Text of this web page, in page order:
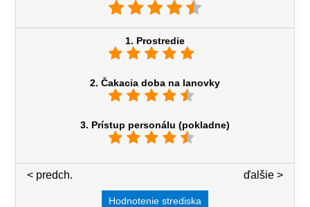
1. Prostredie
2. Čakacia doba na lanovky
3. Prístup personálu (pokladne)
ďalšie >
< predch.
Hodnotenie strediska